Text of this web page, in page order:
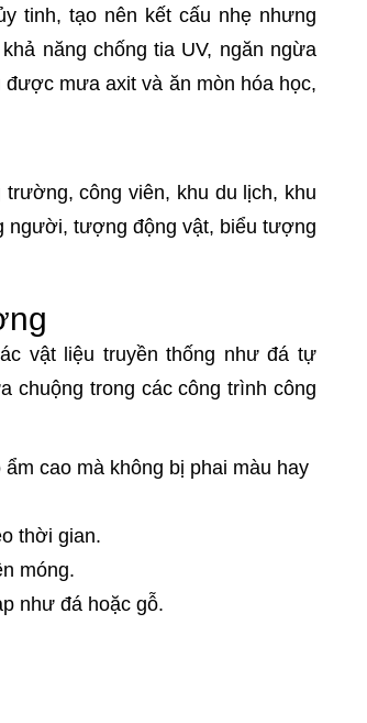
tinh, tạo nên kết cấu nhẹ nhưng
năng chống tia UV, ngăn ngừa
mưa axit và ăn mòn hóa học,
công viên, khu du lịch, khu
người, tượng động vật, biểu tượng
vật liệu truyền thống như đá tự
chuộng trong các công trình công
cao mà không bị phai màu hay
thời gian.
móng.
như đá hoặc gỗ.